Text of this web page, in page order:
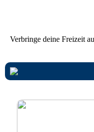
Verbringe deine Freizeit